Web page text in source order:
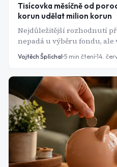
Tisícovka měsíčně od
korun udělat milion korun
Nejdůležitější rozhodnutí
nepadá u výběru fondu, ale
peněz je "dost" a kam je
Vojtěch Šplíchal 5 min čtení 14.